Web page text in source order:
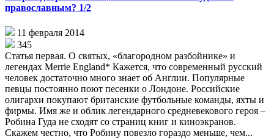
православным? 1/2
11 февраля 2014
345
Статья первая. О святых, «благородном разбойнике» и
легендах Merrie England* Кажется, что современный русский
человек достаточно много знает об Англии. Популярные
певцы постоянно поют песенки о Лондоне. Российские
олигархи покупают британские футбольные команды, яхты и
фирмы. Имя же и облик легендарного средневекового героя –
Робина Гуда не сходят со страниц книг и киноэкранов.
Скажем честно, что Робину повезло гораздо меньше, чем...